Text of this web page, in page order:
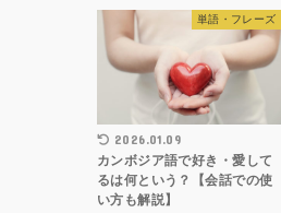
単語・フレーズ
2026.01.09
カンボジア語で好き・愛して
るは何という？【会話での使
い方も解説】